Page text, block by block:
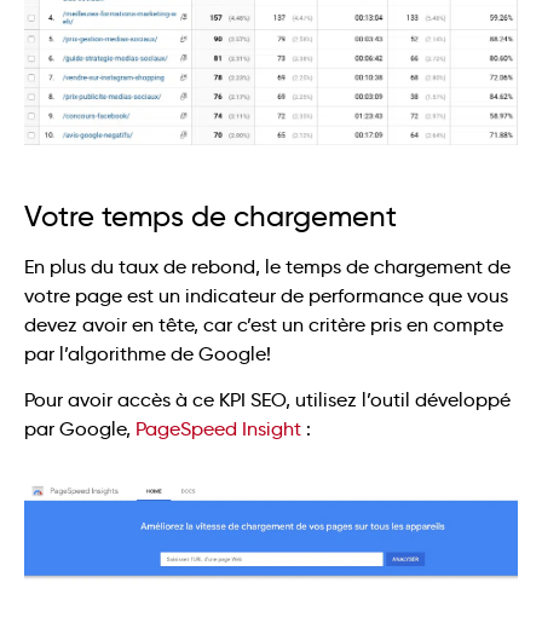
Votre temps de chargement
En plus du taux de rebond, le temps de chargement de
votre page est un indicateur de performance que vous
devez avoir en tête, car c’est un critère pris en compte
par l’algorithme de Google!
Pour avoir accès à ce KPI SEO, utilisez l’outil développé
par Google, PageSpeed Insight :